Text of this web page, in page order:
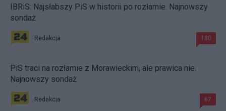
IBRiS: Najsłabszy PiS w historii po rozłamie. Najnowszy
sondaż
Redakcja 180
PiS traci na rozłamie z Morawieckim, ale prawica nie.
Najnowszy sondaż
Redakcja 67